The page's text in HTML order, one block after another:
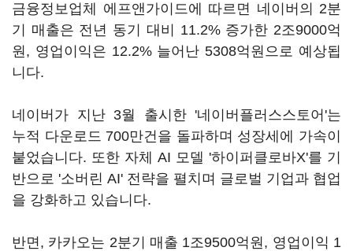
금융정보업체 에프앤가이드에 따르면 네이버의 2분
기 매출은 전년 동기 대비 11.2% 증가한 2조9000억
원, 영업이익은 12.2% 늘어난 5308억원으로 예상됩
니다.
네이버가 지난 3월 출시한 '네이버플러스스토어'는
누적 다운로드 700만건을 돌파하며 성장세에 가속이
붙었습니다. 또한 자체 AI 모델 '하이퍼클로바X'를 기
반으로 '소버린 AI' 전략을 펼치며 글로벌 기업과 협업
을 강화하고 있습니다.
반면, 카카오는 2분기 매출 1조9500억원, 영업이익 1